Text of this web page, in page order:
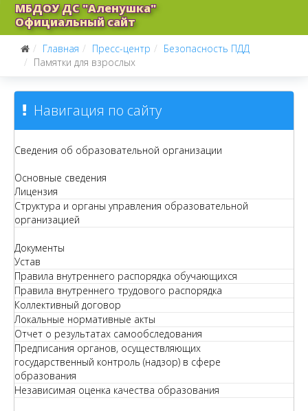
МБДОУ ДС "Аленушка"
Официальный сайт
Главная Пресс-центр
Безопасность ПДД
Памятки для взрослых
Навигация по сайту
Сведения об образовательной организации
Основные сведения
Лицензия
Структура и органы управления образовательной
организацией
Документы
Устав
Правила внутреннего распорядка обучающихся
Правила внутреннего трудового распорядка
Коллективный договор
Локальные нормативные акты
Отчет о результатах самообследования
Предписания органов, осуществляющих
государственный контроль (надзор) в сфере
образования
Независимая оценка качества образования